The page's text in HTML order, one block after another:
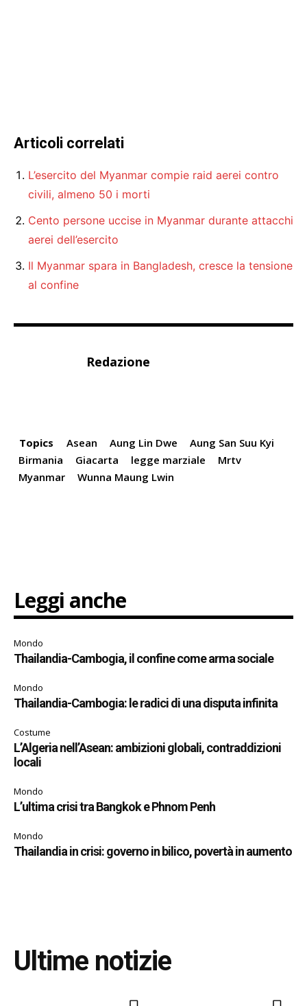
Articoli correlati
L’esercito del Myanmar compie raid aerei contro
civili, almeno 50 i morti
Cento persone uccise in Myanmar durante attacchi
aerei dell’esercito
Il Myanmar spara in Bangladesh, cresce la tensione
al confine
Redazione
Topics Asean Aung Lin Dwe
Aung San Suu Kyi
Birmania
Giacarta legge marziale
Mrtv
Myanmar
Wunna Maung Lwin
Leggi anche
Mondo
Thailandia-Cambogia, il confine come arma sociale
Mondo
Thailandia-Cambogia: le radici di una disputa infinita
Costume
L’Algeria nell’Asean: ambizioni globali, contraddizioni
locali
Mondo
L’ultima crisi tra Bangkok e Phnom Penh
Mondo
Thailandia in crisi: governo in bilico, povertà in aumento
Ultime notizie